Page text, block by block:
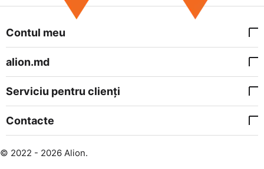
Contul meu
alion.md
Serviciu pentru clienți
Contacte
© 2022 - 2026 Alion.